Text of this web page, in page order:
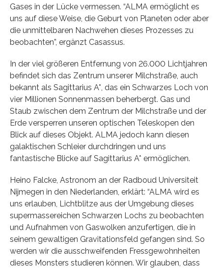
Gases in der Lücke vermessen. “ALMA ermöglicht es
uns auf diese Weise, die Geburt von Planeten oder aber
die unmittelbaren Nachwehen dieses Prozesses zu
beobachten”, ergänzt Casassus.
In der viel größeren Entfernung von 26.000 Lichtjahren
befindet sich das Zentrum unserer Milchstraße, auch
bekannt als Sagittarius A*, das ein Schwarzes Loch von
vier Millionen Sonnenmassen beherbergt. Gas und
Staub zwischen dem Zentrum der Milchstraße und der
Erde versperren unseren optischen Teleskopen den
Blick auf dieses Objekt. ALMA jedoch kann diesen
galaktischen Schleier durchdringen und uns
fantastische Blicke auf Sagittarius A* ermöglichen.
Heino Falcke, Astronom an der Radboud Universiteit
Nijmegen in den Niederlanden, erklärt: “ALMA wird es
uns erlauben, Lichtblitze aus der Umgebung dieses
supermassereichen Schwarzen Lochs zu beobachten
und Aufnahmen von Gaswolken anzufertigen, die in
seinem gewaltigen Gravitationsfeld gefangen sind. So
werden wir die ausschweifenden Fressgewohnheiten
dieses Monsters studieren können. Wir glauben, dass